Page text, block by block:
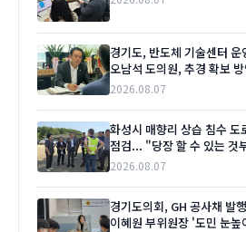
경기도, 반도체 기술센터
오남석 도의원, 추경 확보
2026.08.07
화성시 매향리 상습 침수
점검... "당장 할 수 있는 것
2026.08.07
경기도의회, GH 공사채 발
이혜원 부위원장 '도민 눈높